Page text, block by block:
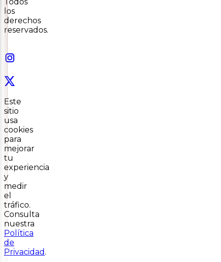
los
derechos
reservados.
Este
sitio
usa
cookies
para
mejorar
tu
experiencia
y
medir
el
tráfico.
Consulta
nuestra
Política
de
Privacidad .